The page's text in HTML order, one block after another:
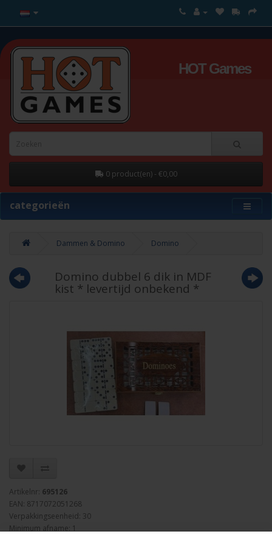
HOT Games
0 product(en) - €0,00
categorieën
Dammen & Domino Domino
Domino dubbel 6 dik in MDF
kist * levertijd onbekend *
Artikelnr: 695126
EAN: 8717072051268
Verpakkingseenheid: 30
Minimum afname: 1